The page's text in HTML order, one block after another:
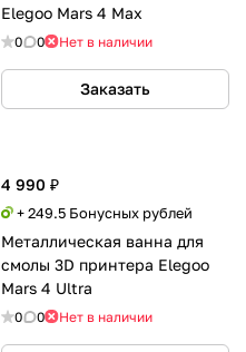
Elegoo Mars 4 Max
0 0 Нет в наличии
Заказать
4 990 ₽
+ 249.5 Бонусных рублей
Металлическая ванна для
смолы 3D принтера Elegoo
Mars 4 Ultra
0 0 Нет в наличии